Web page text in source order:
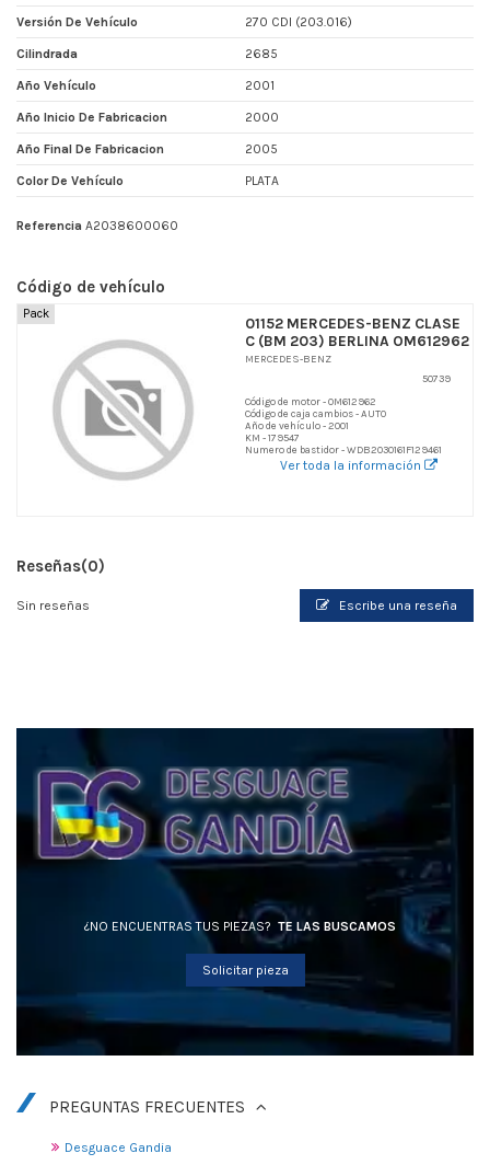
Versión De Vehículo 270 CDI (203.016)
Cilindrada 2685
Año Vehículo 2001
Año Inicio De Fabricacion 2000
Año Final De Fabricacion 2005
Color De Vehículo PLATA
Referencia A2038600060
Código de vehículo
Pack
01152 MERCEDES-BENZ CLASE
C (BM 203) BERLINA OM612962
MERCEDES-BENZ
50739
Código de motor - OM612962
Código de caja cambios - AUTO
Año de vehículo - 2001
KM - 179547
Numero de bastidor - WDB2030161F129461
Ver toda la información
Reseñas(0)
Sin reseñas Escribe una reseña
¿NO ENCUENTRAS TUS PIEZAS? TE LAS BUSCAMOS
Solicitar pieza
PREGUNTAS FRECUENTES
Desguace Gandia